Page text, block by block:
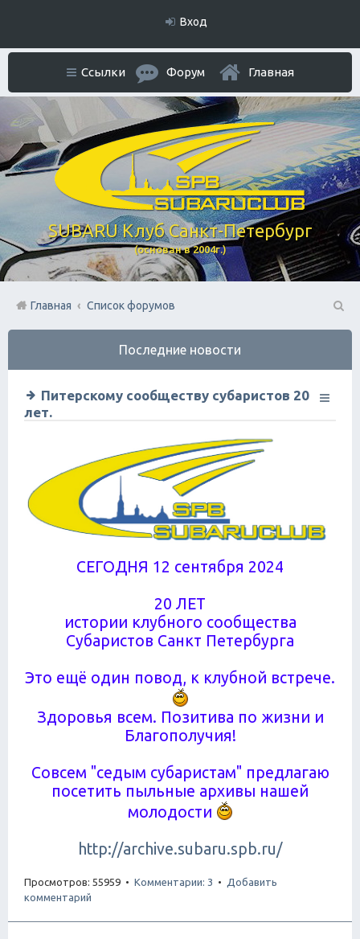
Вход
SUBARU Клуб Санкт-Петербург
(основан в 2004г.)
Ссылки Форум Главная
Главная
Список форумов
П
Последние новости
Питерскому сообществу субаристов 20
лет.
СЕГОДНЯ 12 сентября 2024
20 ЛЕТ
истории клубного сообщества
Субаристов Санкт Петербурга
Это ещё один повод, к клубной встрече.
Здоровья всем. Позитива по жизни и
Благополучия!
Совсем "седым субаристам" предлагаю
посетить пыльные архивы нашей
молодости
http://archive.subaru.spb.ru/
Просмотров: 55959 • Комментарии: 3 •
Добавить
комментарий